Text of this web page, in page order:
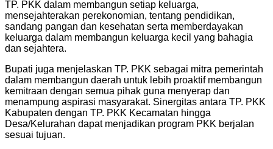
TP. PKK dalam membangun setiap keluarga,
mensejahterakan perekonomian, tentang pendidikan,
sandang pangan dan kesehatan serta memberdayakan
keluarga dalam membangun keluarga kecil yang bahagia
dan sejahtera.
Bupati juga menjelaskan TP. PKK sebagai mitra pemerintah
dalam membangun daerah untuk lebih proaktif membangun
kemitraan dengan semua pihak guna menyerap dan
menampung aspirasi masyarakat. Sinergitas antara TP. PKK
Kabupaten dengan TP. PKK Kecamatan hingga
Desa/Kelurahan dapat menjadikan program PKK berjalan
sesuai tujuan.